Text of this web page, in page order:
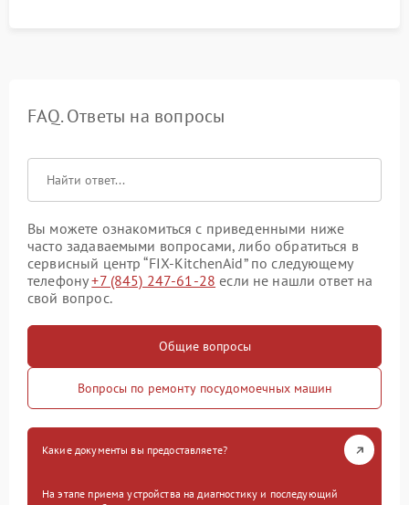
FAQ. Ответы на вопросы
Вы можете ознакомиться с приведенными ниже
часто задаваемыми вопросами, либо обратиться в
сервисный центр “FIX-KitchenAid” по следующему
телефону+7 (845) 247-61-28 если не нашли ответ на
свой вопрос.
Общие вопросы
Вопросы по ремонту посудомоечных машин
Какие документы вы предоставляете?
На этапе приема устройства на диагностику и последующий